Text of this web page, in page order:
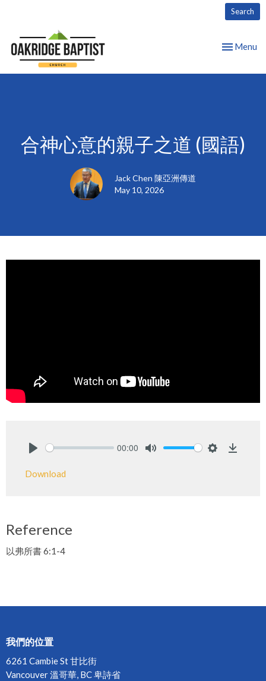
Search
Toggle
Menu
合神心意的親子之道 (國語)
Jack Chen 陳亞洲傳道
May 10, 2026
00:00
Download
Reference
以弗所書 6:1-4
我們的位置
6261 Cambie St 甘比街
Vancouver 溫哥華, BC 卑詩省